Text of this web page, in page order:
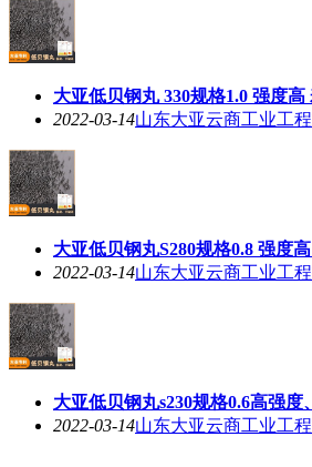
大亚低贝钢丸 330规格1.0 强度
2022-03-14山东大亚云商工业工
大亚低贝钢丸S280规格0.8 强度
2022-03-14山东大亚云商工业工
大亚低贝钢丸s230规格0.6高强
2022-03-14山东大亚云商工业工